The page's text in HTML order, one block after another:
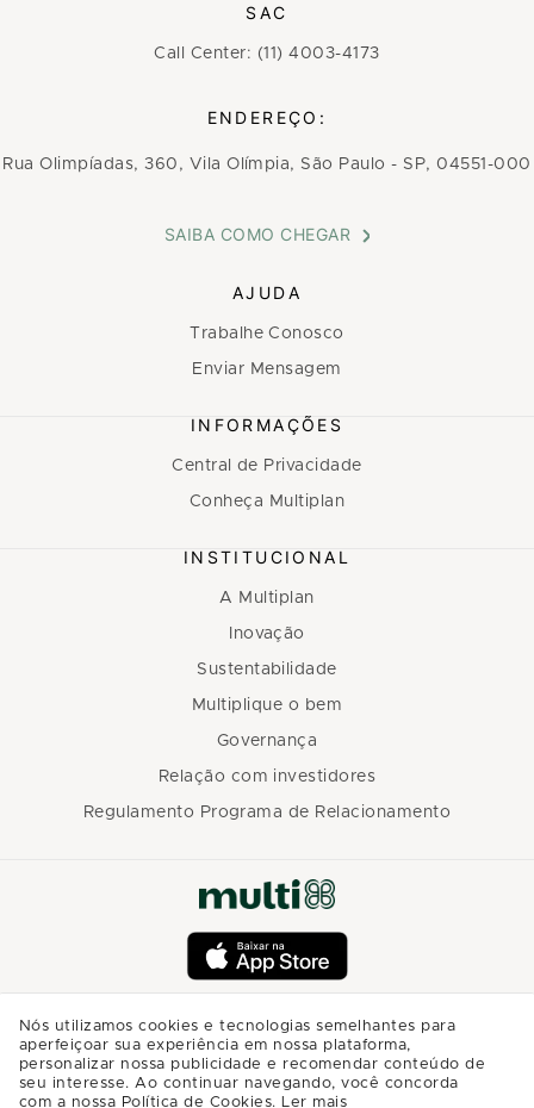
SAC
Call Center: (11) 4003-4173
ENDEREÇO:
Rua Olimpíadas, 360, Vila Olímpia, São Paulo - SP, 04551-000
SAIBA COMO CHEGAR
AJUDA
Trabalhe Conosco
Enviar Mensagem
INFORMAÇÕES
Central de Privacidade
Conheça Multiplan
INSTITUCIONAL
A Multiplan
Inovação
Sustentabilidade
Multiplique o bem
Governança
Relação com investidores
Regulamento Programa de Relacionamento
Nós utilizamos cookies e tecnologias semelhantes para
aperfeiçoar sua experiência em nossa plataforma,
personalizar nossa publicidade e recomendar conteúdo de
seu interesse. Ao continuar navegando, você concorda
com a nossa Política de Cookies. Ler mais